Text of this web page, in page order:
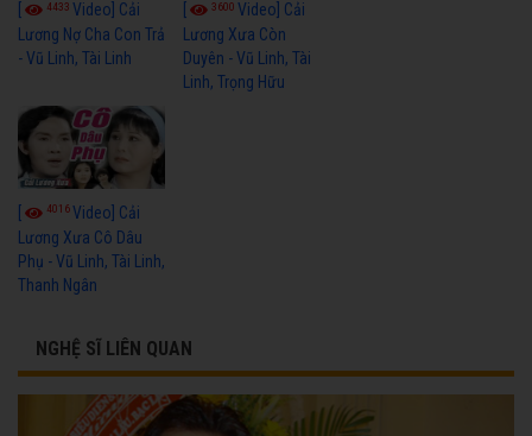
4433 Video] Cải
Lương Nợ Cha Con Trả
- Vũ Linh, Tài Linh
3600Video] Cải
Lương Xưa Còn
Duyên - Vũ Linh, Tài
Linh, Trọng Hữu
4016Video] Cải
Lương Xưa Cô Dâu
Phụ - Vũ Linh, Tài Linh,
Thanh Ngân
NGHỆ SĨ LIÊN QUAN